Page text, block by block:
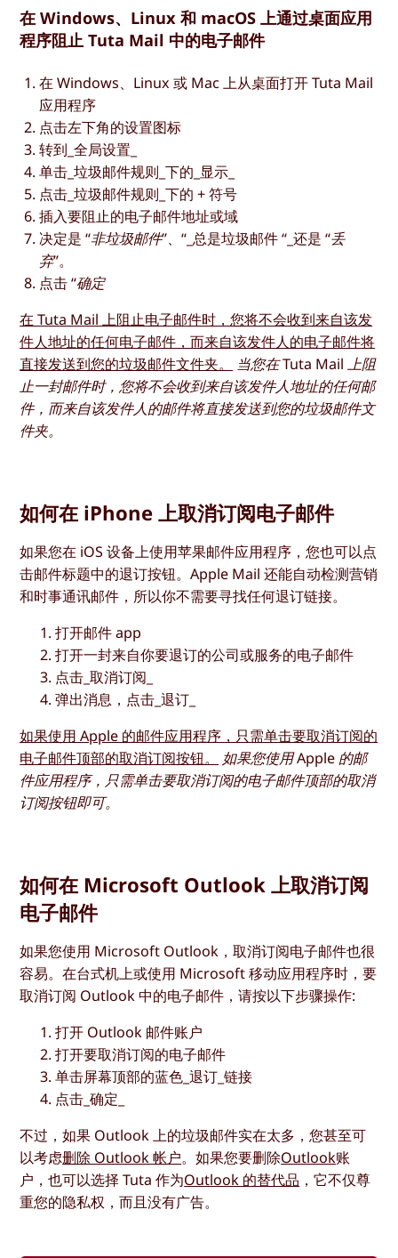
在 Windows、Linux 和 macOS 上通过桌面应用
程序阻止 Tuta Mail 中的电子邮件
在 Windows、Linux 或 Mac 上从桌面打开 Tuta Mail
应用程序
点击左下角的设置图标
转到_全局设置_
单击_垃圾邮件规则_下的_显示_
点击_垃圾邮件规则_下的 + 符号
插入要阻止的电子邮件地址或域
决定是 “非垃圾邮件”、“_总是垃圾邮件 “_还是 “丢
弃”。
点击 “确定
在 Tuta Mail 上阻止电子邮件时，您将不会收到来自该发
件人地址的任何电子邮件，而来自该发件人的电子邮件将
直接发送到您的垃圾邮件文件夹。
当您在 Tuta Mail 上阻
止一封邮件时，您将不会收到来自该发件人地址的任何邮
件，而来自该发件人的邮件将直接发送到您的垃圾邮件文
件夹。
如何在 iPhone 上取消订阅电子邮件
如果您在 iOS 设备上使用苹果邮件应用程序，您也可以点
击邮件标题中的退订按钮。Apple Mail 还能自动检测营销
和时事通讯邮件，所以你不需要寻找任何退订链接。
打开邮件 app
打开一封来自你要退订的公司或服务的电子邮件
点击_取消订阅_
弹出消息，点击_退订_
如果使用 Apple 的邮件应用程序，只需单击要取消订阅的
电子邮件顶部的取消订阅按钮。
如果您使用 Apple 的邮
件应用程序，只需单击要取消订阅的电子邮件顶部的取消
订阅按钮即可。
如何在 Microsoft Outlook 上取消订阅
电子邮件
如果您使用 Microsoft Outlook，取消订阅电子邮件也很
容易。在台式机上或使用 Microsoft 移动应用程序时，要
取消订阅 Outlook 中的电子邮件，请按以下步骤操作:
打开 Outlook 邮件账户
打开要取消订阅的电子邮件
单击屏幕顶部的蓝色_退订_链接
点击_确定_
不过，如果 Outlook 上的垃圾邮件实在太多，您甚至可
以考虑删除 Outlook 帐户。如果您要删除Outlook账
户，也可以选择 Tuta 作为Outlook 的替代品 ，它不仅尊
重您的隐私权，而且没有广告。